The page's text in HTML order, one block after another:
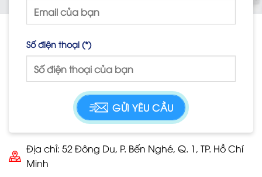
Địa chỉ: 52 Đông Du, P. Bến Nghé, Q. 1, TP. Hồ Chí
Minh
Số điện thoại (*)